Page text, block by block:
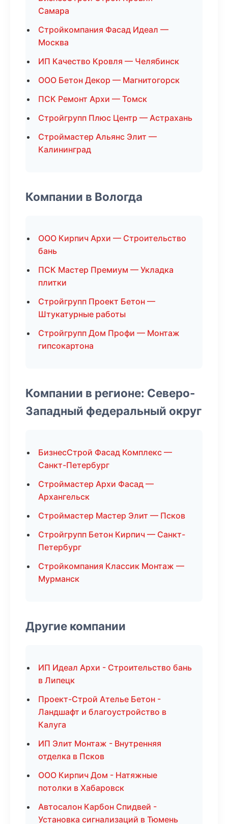
Самара
Стройкомпания Фасад Идеал —
Москва
ИП Качество Кровля — Челябинск
ООО Бетон Декор — Магнитогорск
ПСК Ремонт Архи — Томск
Стройгрупп Плюс Центр — Астрахань
Строймастер Альянс Элит —
Калининград
Компании в Вологда
ООО Кирпич Архи — Строительство
бань
ПСК Мастер Премиум — Укладка
плитки
Стройгрупп Проект Бетон —
Штукатурные работы
Стройгрупп Дом Профи — Монтаж
гипсокартона
Компании в регионе: Северо-
Западный федеральный округ
БизнесСтрой Фасад Комплекс —
Санкт-Петербург
Строймастер Архи Фасад —
Архангельск
Строймастер Мастер Элит — Псков
Стройгрупп Бетон Кирпич — Санкт-
Петербург
Стройкомпания Классик Монтаж —
Мурманск
Другие компании
ИП Идеал Архи - Строительство бань
в Липецк
Проект-Строй Ателье Бетон -
Ландшафт и благоустройство в
Калуга
ИП Элит Монтаж - Внутренняя
отделка в Псков
ООО Кирпич Дом - Натяжные
потолки в Хабаровск
Автосалон Карбон Спидвей -
Установка сигнализаций в Тюмень